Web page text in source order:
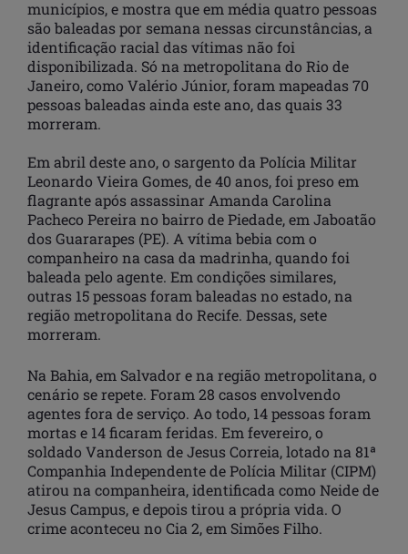
municípios, e mostra que em média quatro pessoas
são baleadas por semana nessas circunstâncias, a
identificação racial das vítimas não foi
disponibilizada. Só na metropolitana do Rio de
Janeiro, como Valério Júnior, foram mapeadas 70
pessoas baleadas ainda este ano, das quais 33
morreram.
Em abril deste ano, o sargento da Polícia Militar
Leonardo Vieira Gomes, de 40 anos, foi preso em
flagrante após assassinar Amanda Carolina
Pacheco Pereira no bairro de Piedade, em Jaboatão
dos Guararapes (PE). A vítima bebia com o
companheiro na casa da madrinha, quando foi
baleada pelo agente. Em condições similares,
outras 15 pessoas foram baleadas no estado, na
região metropolitana do Recife. Dessas, sete
morreram.
Na Bahia, em Salvador e na região metropolitana, o
cenário se repete. Foram 28 casos envolvendo
agentes fora de serviço. Ao todo, 14 pessoas foram
mortas e 14 ficaram feridas. Em fevereiro, o
soldado Vanderson de Jesus Correia, lotado na 81ª
Companhia Independente de Polícia Militar (CIPM)
atirou na companheira, identificada como Neide de
Jesus Campus, e depois tirou a própria vida. O
crime aconteceu no Cia 2, em Simões Filho.